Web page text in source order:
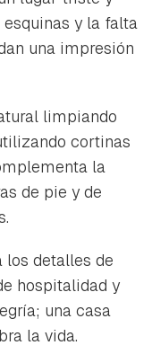
y la falta
una impresión
limpiando
cortinas
la
de pie y de
los detalles de
hospitalidad y
una casa
la vida.